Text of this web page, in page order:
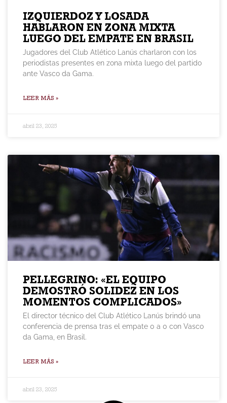
IZQUIERDOZ Y LOSADA
HABLARON EN ZONA MIXTA
LUEGO DEL EMPATE EN BRASIL
Jugadores del Club Atlético Lanús charlaron con los
periodistas presentes en zona mixta luego del partido
ante Vasco da Gama.
LEER MÁS »
abril 23, 2025
PELLEGRINO: «EL EQUIPO
DEMOSTRÓ SOLIDEZ EN LOS
MOMENTOS COMPLICADOS»
El director técnico del Club Atlético Lanús brindó una
conferencia de prensa tras el empate 0 a 0 con Vasco
da Gama, en Brasil.
LEER MÁS »
abril 23, 2025